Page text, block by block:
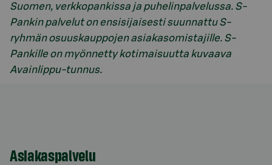
Suomen, verkkopankissa ja puhelinpalvelussa. S-
Pankin palvelut on ensisijaisesti suunnattu S-
ryhmän osuuskauppojen asiakasomistajille. S-
Pankille on myönnetty kotimaisuutta kuvaava
Avainlippu-tunnus.
Asiakaspalvelu